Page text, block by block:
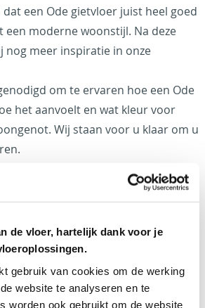
de vloer, hartelijk dank voor je
gebruik van cookies om de werking
website te analyseren en te
worden ook gebruikt om de website
een Ode gietvloer juist heel goed
een moderne woonstijl. Na deze
nog meer inspiratie in onze
om te ervaren hoe een Ode
het aanvoelt en wat kleur voor
Wij staan voor u klaar om u
is op afspraak te bezoeken van
van 8.30 tot 17.00 uur. Wij zijn
Innovation Center, Noordeinde 2 in
Gratis parkeren kan op het